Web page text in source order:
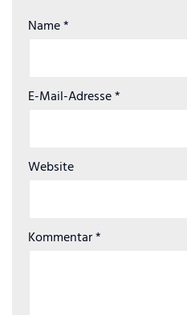
Name*
E-Mail-Adresse*
Website
Kommentar*